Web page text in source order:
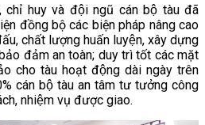
chỉ huy và đội ngũ cán bộ tàu đã
đồng bộ các biện pháp nâng cao
chất lượng huấn luyện, xây dựng
đảm an toàn; duy trì tốt các mặt
cho tàu hoạt động dài ngày trên
cán bộ tàu an tâm tư tưởng công
nhiệm vụ được giao.